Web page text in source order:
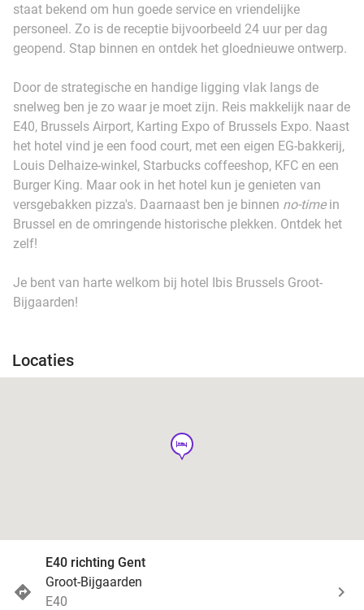
staat bekend om hun goede service en vriendelijke
personeel. Zo is de receptie bijvoorbeeld 24 uur per dag
geopend. Stap binnen en ontdek het gloednieuwe ontwerp.
Door de strategische en handige ligging vlak langs de
snelweg ben je zo waar je moet zijn. Reis makkelijk naar de
E40, Brussels Airport, Karting Expo of Brussels Expo. Naast
het hotel vind je een food court, met een eigen EG-bakkerij,
Louis Delhaize-winkel, Starbucks coffeeshop, KFC en een
Burger King. Maar ook in het hotel kun je genieten van
versgebakken pizza's. Daarnaast ben je binnen no-timein
Brussel en de omringende historische plekken. Ontdek het
zelf!
Je bent van harte welkom bij hotel Ibis Brussels Groot-
Bijgaarden!
Locaties
hotel
E40 richting Gent
Groot-Bijgaarden
E40